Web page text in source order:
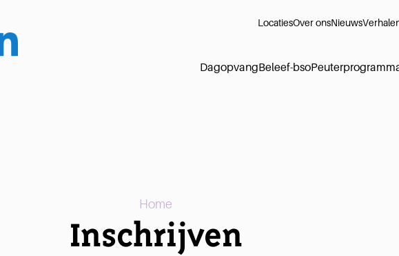
LocatiesOver onsNieuws
DagopvangBeleef-bso
Home
Inschrijven